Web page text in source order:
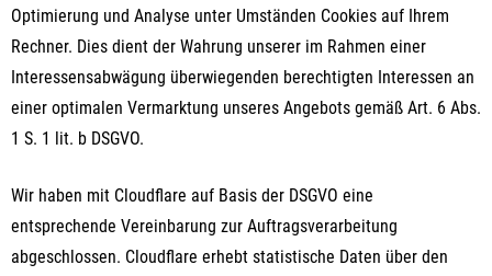
Optimierung und Analyse unter Umständen Cookies auf Ihrem
Rechner. Dies dient der Wahrung unserer im Rahmen einer
Interessensabwägung überwiegenden berechtigten Interessen an
einer optimalen Vermarktung unseres Angebots gemäß Art. 6 Abs.
1 S. 1 lit. b DSGVO.
Wir haben mit Cloudflare auf Basis der DSGVO eine
entsprechende Vereinbarung zur Auftragsverarbeitung
abgeschlossen. Cloudflare erhebt statistische Daten über den